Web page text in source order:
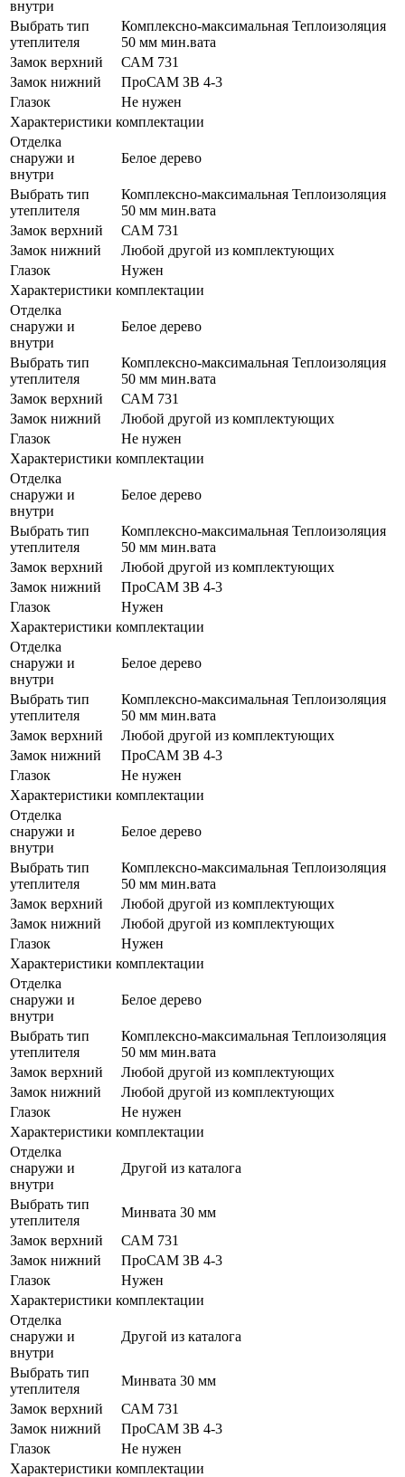
внутри
Выбрать тип
утеплителя
Комплексно-максимальная Теплоизоляция
50 мм мин.вата
Замок верхний
САМ 731
Замок нижний
ПроСАМ ЗВ 4-3
Глазок
Не нужен
Характеристики комплектации
Отделка
снаружи и
внутри
Белое дерево
Выбрать тип
утеплителя
Комплексно-максимальная Теплоизоляция
50 мм мин.вата
Замок верхний
САМ 731
Замок нижний
Любой другой из комплектующих
Глазок
Нужен
Характеристики комплектации
Отделка
снаружи и
внутри
Белое дерево
Выбрать тип
утеплителя
Комплексно-максимальная Теплоизоляция
50 мм мин.вата
Замок верхний
САМ 731
Замок нижний
Любой другой из комплектующих
Глазок
Не нужен
Характеристики комплектации
Отделка
снаружи и
внутри
Белое дерево
Выбрать тип
утеплителя
Комплексно-максимальная Теплоизоляция
50 мм мин.вата
Замок верхний
Любой другой из комплектующих
Замок нижний
ПроСАМ ЗВ 4-3
Глазок
Нужен
Характеристики комплектации
Отделка
снаружи и
внутри
Белое дерево
Выбрать тип
утеплителя
Комплексно-максимальная Теплоизоляция
50 мм мин.вата
Замок верхний
Любой другой из комплектующих
Замок нижний
ПроСАМ ЗВ 4-3
Глазок
Не нужен
Характеристики комплектации
Отделка
снаружи и
внутри
Белое дерево
Выбрать тип
утеплителя
Комплексно-максимальная Теплоизоляция
50 мм мин.вата
Замок верхний
Любой другой из комплектующих
Замок нижний
Любой другой из комплектующих
Глазок
Нужен
Характеристики комплектации
Отделка
снаружи и
внутри
Белое дерево
Выбрать тип
утеплителя
Комплексно-максимальная Теплоизоляция
50 мм мин.вата
Замок верхний
Любой другой из комплектующих
Замок нижний
Любой другой из комплектующих
Глазок
Не нужен
Характеристики комплектации
Отделка
снаружи и
внутри
Другой из каталога
Выбрать тип
утеплителя
Минвата 30 мм
Замок верхний
САМ 731
Замок нижний
ПроСАМ ЗВ 4-3
Глазок
Нужен
Характеристики комплектации
Отделка
снаружи и
внутри
Другой из каталога
Выбрать тип
утеплителя
Минвата 30 мм
Замок верхний
САМ 731
Замок нижний
ПроСАМ ЗВ 4-3
Глазок
Не нужен
Характеристики комплектации